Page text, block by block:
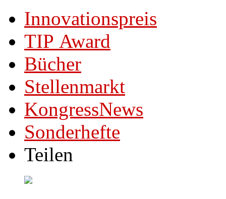
Innovationspreis
TIP Award
Bücher
Stellenmarkt
KongressNews
Sonderhefte
Teilen